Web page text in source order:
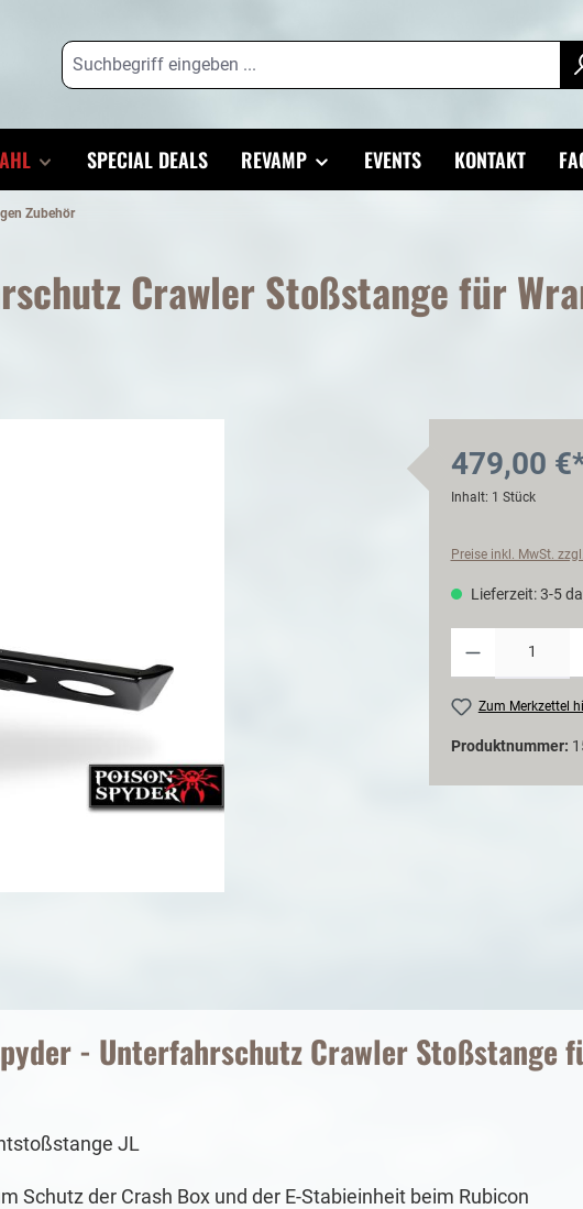
SPECIAL DEALS REVAMP EVENTS KONTAKT
Zubehör
Crawler Stoßstange für
479,00
Inhalt: 1 Stück
Preise inkl. MwSt.
Lieferzeit: 3-5
Zum Merkzettel
Produktnummer:
- Unterfahrschutz Crawler Stoßstange
JL
Schutz der Crash Box und der E-Stabieinheit beim Rubicon